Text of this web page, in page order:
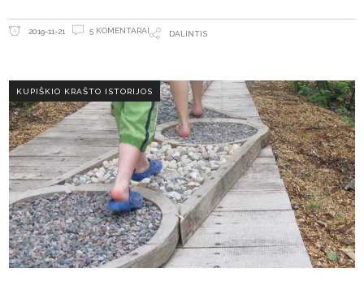
2019-11-21 5 KOMENTARAI DALINTIS
KUPIŠKIO KRAŠTO ISTORIJOS